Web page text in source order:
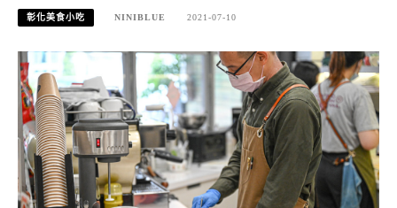
彰化美食小吃 NINIBLUE 2021-07-10